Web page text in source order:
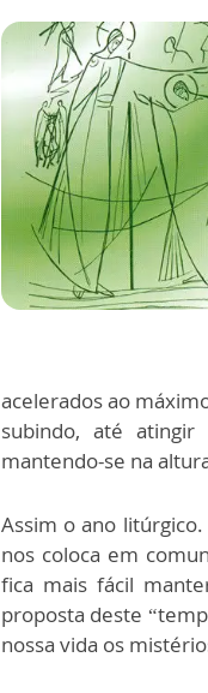
acelerados ao
subindo, até
mantendo-se na
Assim o ano
nos coloca em
fica mais fácil
proposta deste
nossa vida os